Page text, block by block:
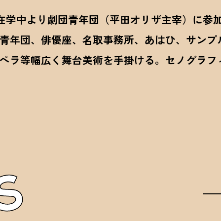
学中より劇団青年団（平田オリザ主宰）に参
年団、俳優座、名取事務所、あはひ、サン
ラ等幅広く舞台美術を手掛ける。セノグラ